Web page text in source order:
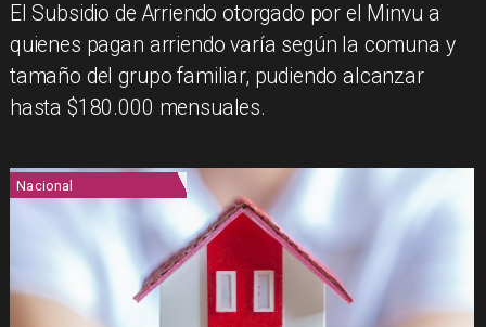
El Subsidio de Arriendo otorgado por el Minvu a
quienes pagan arriendo varía según la comuna y
tamaño del grupo familiar, pudiendo alcanzar
hasta $180.000 mensuales.
Nacional